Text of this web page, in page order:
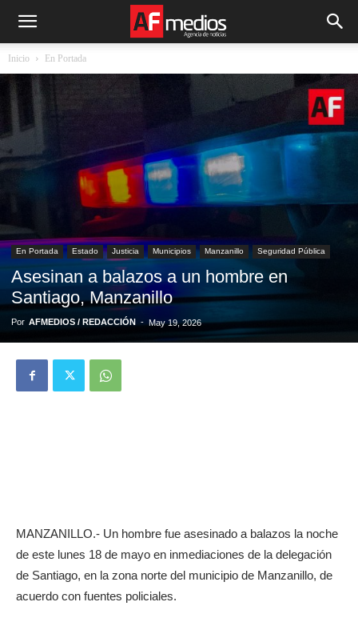
Inicio En Portada
En Portada Estado Justicia Municipios Manzanillo Seguridad Pública
Asesinan a balazos a un hombre en
Santiago, Manzanillo
Por AFMEDIOS / REDACCIÓN - May 19, 2026
MANZANILLO.- Un hombre fue asesinado a balazos la noche
de este lunes 18 de mayo en inmediaciones de la delegación
de Santiago, en la zona norte del municipio de Manzanillo, de
acuerdo con fuentes policiales.